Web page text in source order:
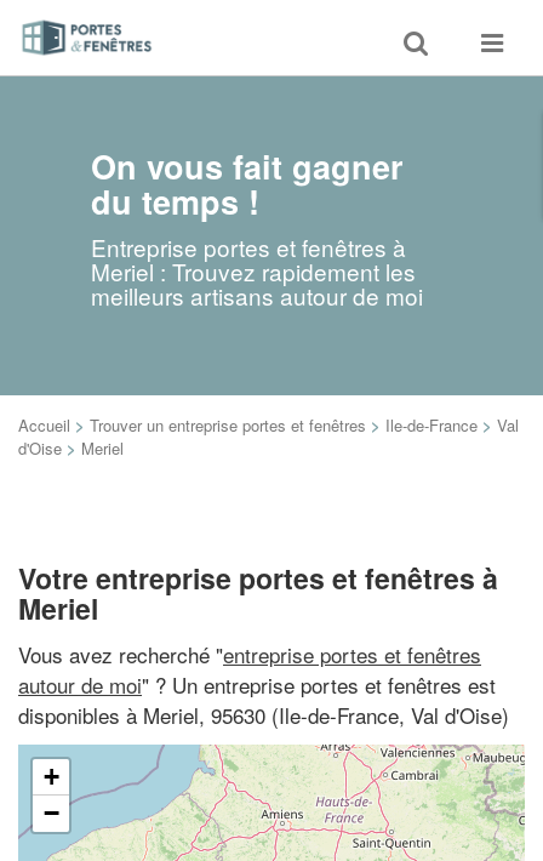
Toggle
search
Toggle
On vous fait gagner
du temps !
Entreprise portes et fenêtres à
Meriel : Trouvez rapidement les
meilleurs artisans autour de moi
Accueil > Trouver un entreprise portes et fenêtres > Ile-de-France > Val
d'Oise > Meriel
Votre entreprise portes et fenêtres à
Meriel
Vous avez recherché "entreprise portes et fenêtres
autour de moi" ? Un entreprise portes et fenêtres est
disponibles à Meriel, 95630 (Ile-de-France, Val d'Oise)
+
−